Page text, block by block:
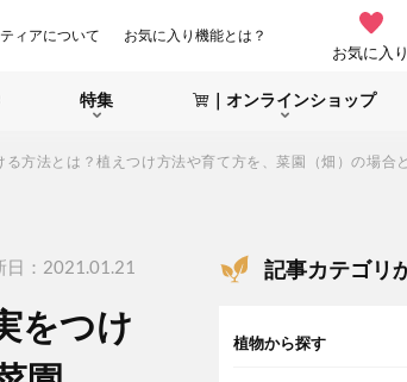
ィアについて お気に入り機能とは？
お気に入り
特集 ｜オンラインショップ
る方法とは？植えつけ方法や育て方を、菜園（畑）の場合
日：2021.01.21
をつけ
記事カテゴリ
植物から探す